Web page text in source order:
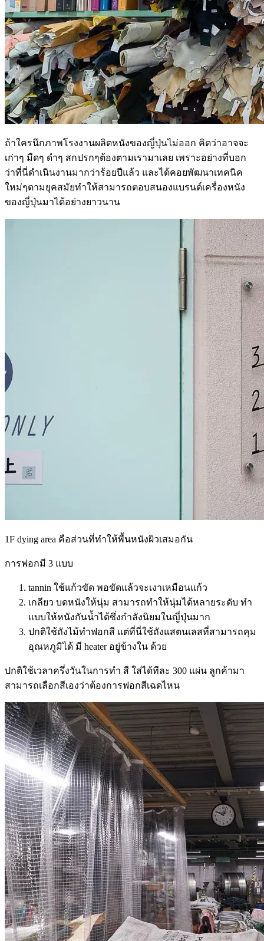
ถ้าใครนึกภาพโรงงานผลิตหนังของญี่ปุ่นไม่ออก คิดว่าอาจจะ
เก่าๆ มืดๆ ดำๆ สกปรกๆต้องตามเรามาเลย เพราะอย่างที่บอก
ว่าที่นี่ดำเนินงานมากว่าร้อยปีแล้ว และได้คอยพัฒนาเทคนิค
ใหม่ๆตามยุคสมัยทำให้สามารถตอบสนองแบรนด์เครื่องหนัง
ของญี่ปุ่นมาได้อย่างยาวนาน
1F dying area คือส่วนที่ทำให้พื้นหนังผิวเสมอกัน
การฟอกมี 3 แบบ
tannin ใช้แก้วขัด พอขัดแล้วจะเงาเหมือนแก้ว
เกลียว บดหนังให้นุ่ม สามารถทำให้นุ่มได้หลายระดับ ทำ
แบบให้หนังกันน้ำได้ซึ่งกำลังนิยมในญี่ปุ่นมาก
ปกติใช้ถังไม้ทำฟอกสี แต่ที่นี่ใช้ถังแสตนเลสที่สามารถคุม
อุณหภูมิได้ มี heater อยู่ข้างใน ด้วย
ปกติใช้เวลาครึ่งวันในการทำ สี ใส่ได้ทีละ 300 แผ่น ลูกค้ามา
สามารถเลือกสีเองว่าต้องการฟอกสีเฉดไหน